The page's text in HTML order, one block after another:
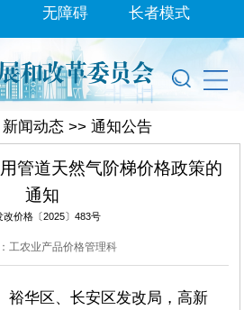
无障碍 长者模式
新闻动态 >>通知公告
管道天然气阶梯价格政策的
通知
改价格〔2025〕483号
工农业产品价格管理科
裕华区、长安区发改局，高新